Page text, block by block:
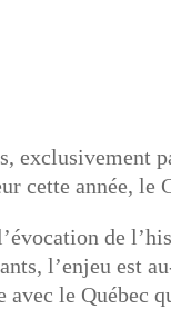
cette année, le
de
l’enjeu est
avec le Québec